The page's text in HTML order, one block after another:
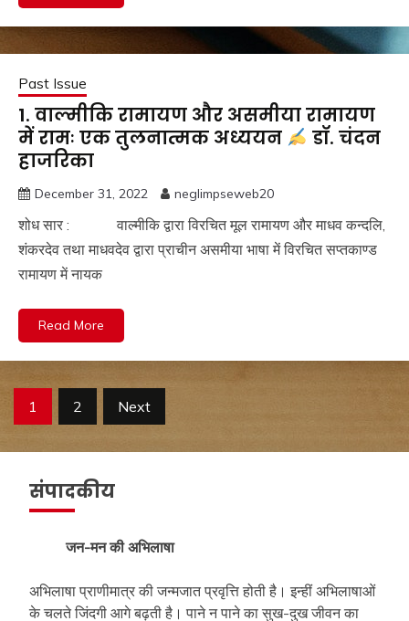
Past Issue
1. वाल्मीकि रामायण और असमीया रामायण
में रामः एक तुलनात्मक अध्ययन
डॉ. चंदन
हाजरिका
December 31, 2022 neglimpseweb20
शोध सार : वाल्मीकि द्वारा विरचित मूल रामायण और माधव कन्दलि,
शंकरदेव तथा माधवदेव द्वारा प्राचीन असमीया भाषा में विरचित सप्तकाण्ड
रामायण में नायक
Read More
Posts
navigation
1 2 Next
संपादकीय
जन-मन की अभिलाषा
अभिलाषा प्राणीमात्र की जन्मजात प्रवृत्ति होती है। इन्हीं अभिलाषाओं
के चलते जिंदगी आगे बढ़ती है। पाने न पाने का सुख-दुख जीवन का